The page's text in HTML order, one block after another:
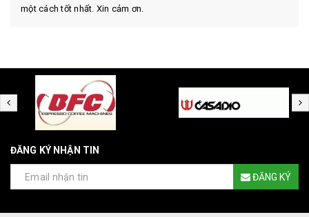
một cách tốt nhất. Xin cảm ơn.
ĐĂNG KÝ NHẬN TIN
ĐĂNG KÝ